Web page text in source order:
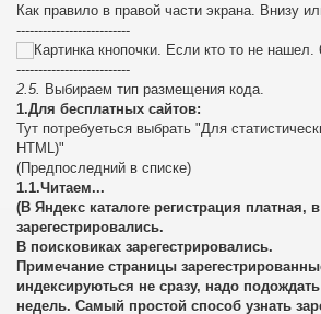
Как правило в правой части экрана. Внизу
--------------------------
--------------------------
2.5. Выбираем тип размещения кода.
1.Для бесплатных сайтов:
Тут потребуеться выбрать "Для
HTML)"
(Предпоследний в списке)
1.1.Читаем...
(В Яндекс каталоге регистрация платная,
зарегестрировались.
В поисковиках зарегестрировались.
Примечание страницы
индексируються не сразу, надо
недель. Самый простой способ узнать